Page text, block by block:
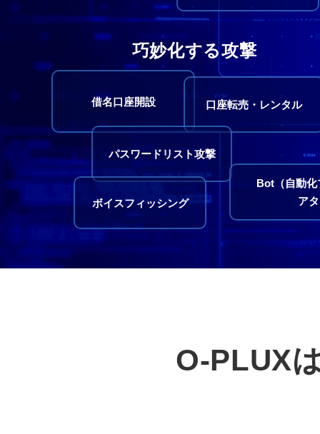
巧妙化する攻撃
借名口座開設 口座転売・レンタル
パスワードリスト攻撃
ボイスフィッシング
Bot（自動化
ア
O-PLUX